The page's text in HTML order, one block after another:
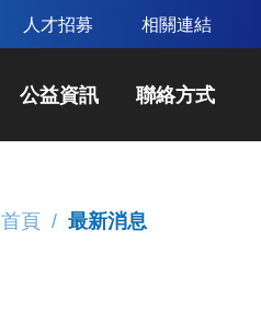
人才招募 相關連結
公益資訊 聯絡方式
首頁 最新消息